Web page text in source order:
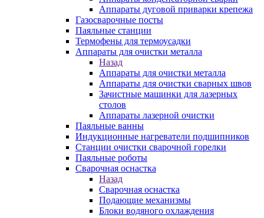
Аппараты дуговой приварки крепежа
Газосварочные посты
Паяльные станции
Термофены для термоусадки
Аппараты для очистки металла
Назад
Аппараты для очистки металла
Аппараты для очистки сварных швов
Зачистные машинки для лазерных
столов
Аппараты лазерной очистки
Паяльные ванны
Индукционные нагреватели подшипников
Станции очистки сварочной горелки
Паяльные роботы
Сварочная оснастка
Назад
Сварочная оснастка
Подающие механизмы
Блоки водяного охлаждения